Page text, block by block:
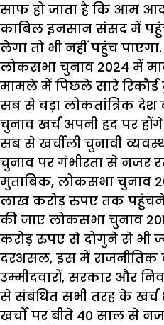
साफ हो जाता है कि आम
काबिल इनसान संसद में
लेगा तो भी नहीं पहुंच पाएगा.
लोकसभा चुनाव 2024 में
मामले में पिछले सारे
सब से बड़ा लोकतांत्रिक
चुनाव खर्च अपनी हद पर
सब से खर्चीली चुनावी
चुनाव पर गंभीरता से नजर
मुताबिक, लोकसभा चुनाव
लाख करोड़ रुपए तक पहुंचने
की जाए लोकसभा चुनाव
करोड़ रुपए से दोगुने से भी
दरअसल, इस में राजनीतिक
उम्मीदवारों, सरकार और
से संबंधित सभी तरह के खर्च
खर्चों पर बीते 40 साल से